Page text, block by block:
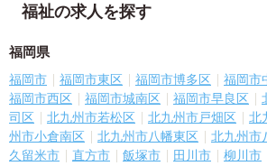
福祉の求人を探す
福岡県
福岡市 福岡市東区 福岡市博多区 福岡市
福岡市西区
福岡市城南区 福岡市早良区
司区
北九州市若松区 北九州市戸畑区 北
州市小倉南区
北九州市八幡東区 北九州市
久留米市
直方市 飯塚市 田川市 柳川市